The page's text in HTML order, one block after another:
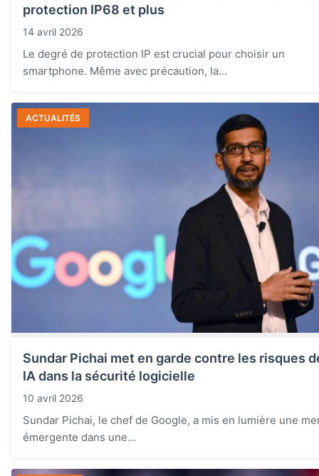
protection IP68 et plus
14 avril 2026
Le degré de protection IP est crucial pour choisir un
smartphone. Même avec précaution, la...
ACTUALITÉS
Sundar Pichai met en garde contre les risques
IA dans la sécurité logicielle
10 avril 2026
Sundar Pichai, le chef de Google, a mis en lumière une
émergente dans une...